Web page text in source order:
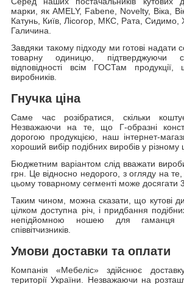
марки, як AMELY, Fabene, Novelty, Віка,
Катунь, Київ, Лісогор, МКС, Рата,
Галичина.
Завдяки такому підходу ми готові надати
товарну одиницю, підтверджуючи
відповідності всім ГОСТам
виробників.
Гнучка ціна
Саме час розібратися, скільки
Незважаючи на те, що Г-образні
дорогою продукцією, наш інтернет-
хороший вибір подібних виробів у різному
Бюджетним варіантом слід вважати
грн. Це відносно недорого, з огляду на
цьому товарному сегменті може досягати
Таким чином, можна сказати, що кутові
цілком доступна річ, і придбання
непідйомною ношею для гаманця
співвітчизників.
Умови доставки та оплати
Компанія «Мебеліс» здійснює
території України. Незважаючи на